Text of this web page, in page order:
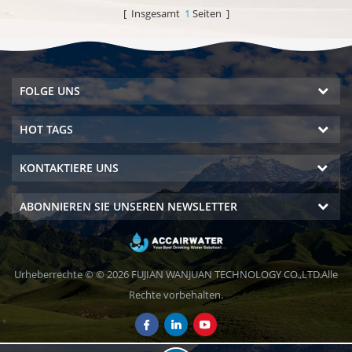
von Wasser aus der Luft, DOW
reine Wasserleistung. LCD-
Bildschirm.
atmosphärische
reich und Sicherheit
Trinkwasser!
[ Insgesamt 1 Seiten ]
FOLGE UNS
HOT TAGS
KONTAKTIERE UNS
ABONNIEREN SIE UNSEREN NEWSLETTER
Urheberrechte © © 2026 FUJIAN WANJUAN TECHNOLOGY CO.,LTD.Alle
Rechte vorbehalten.